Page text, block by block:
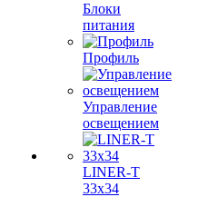
Блоки
питания
Профиль
Управление
освещением
LINER-T
33x34